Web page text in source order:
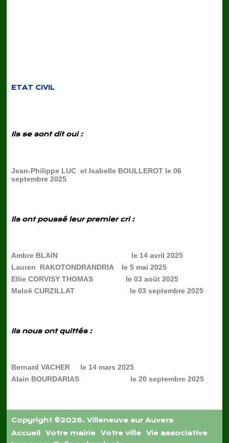
ETAT CIVIL
Ils se sont dit oui :
Jean-Philippe LUC et Isabelle BOULLEROT le 06
septembre 2025
Ils ont poussé leur premier cri :
Ambre BLAIN le 14 avril 2025
Lauren RAKOTONDRANDRIA le 5 mai 2025
Ellie CORVISY THOMAS le 03 aoüt 2025
Maloë CURZILLAT le 03 septembre 2025
Ils nous ont quittés :
Bernard VACHER le 14 mars 2025
Alain BOURDARIAS le 20 septembre 2025
Copyright ©2026. Villeneuve sur Auvers
Accueil
Votre mairie Votre ville
Vie associative